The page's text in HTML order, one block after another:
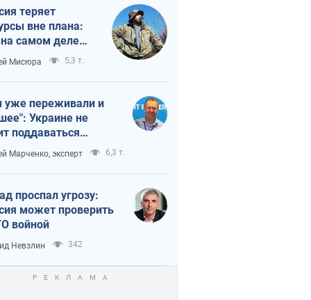
теряет
вне плана:
на самом деле
темп войны
Мисюра 5,3 т.
переживали и
Украине не
поддаваться
из-за
террора
Марченко, эксперт 6,3 т.
проспал угрозу:
может проверить
войной
Невзлин 342